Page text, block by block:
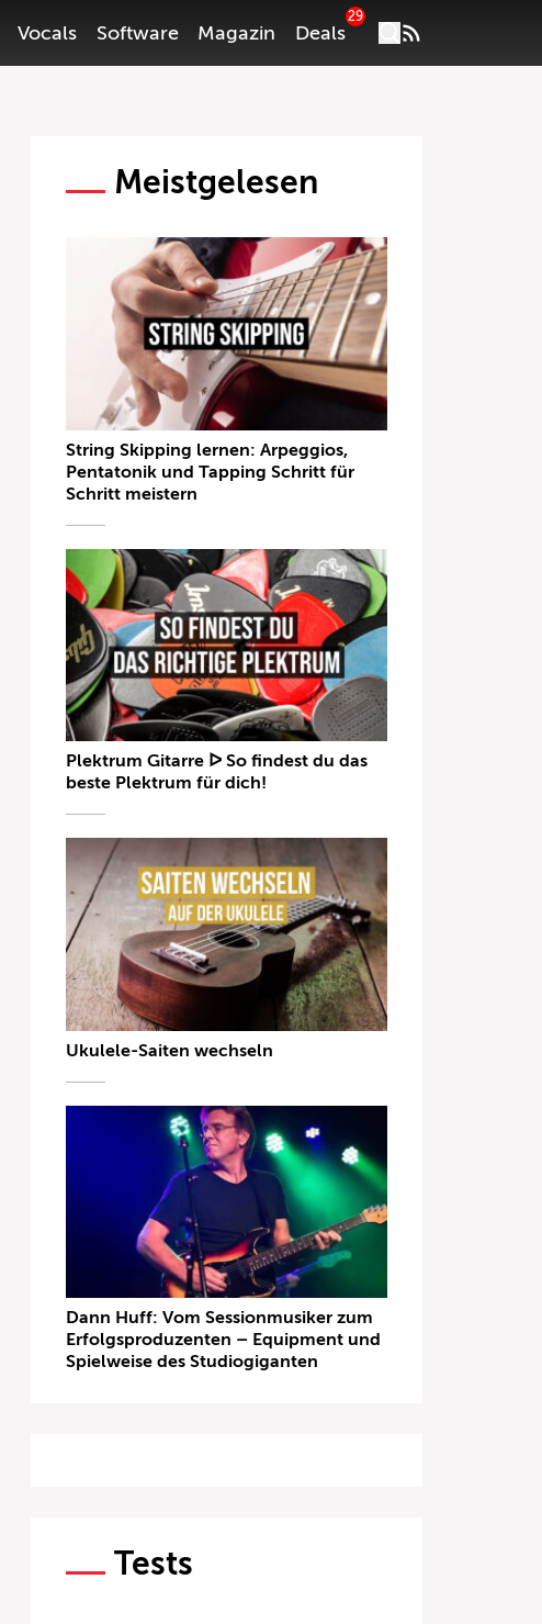
Vocals Software Magazin Deals
29
Meistgelesen
String Skipping lernen: Arpeggios,
Pentatonik und Tapping Schritt für
Schritt meistern
Plektrum Gitarre ᐅ So findest du das
beste Plektrum für dich!
Ukulele-Saiten wechseln
Dann Huff: Vom Sessionmusiker zum
Erfolgsproduzenten – Equipment und
Spielweise des Studiogiganten
Tests